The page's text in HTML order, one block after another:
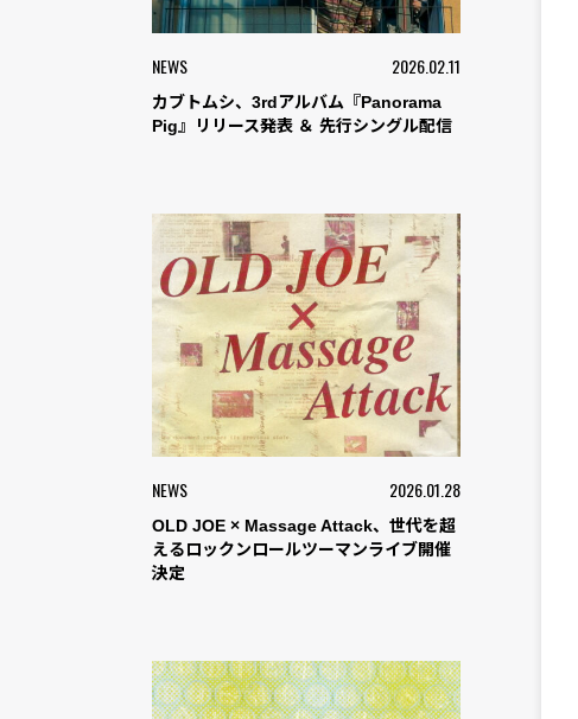
NEWS 2026.02.11
カブトムシ、3rdアルバム『Panorama
Pig』リリース発表 ＆ 先行シングル配信
NEWS 2026.01.28
OLD JOE × Massage Attack、世代を超
えるロックンロールツーマンライブ開催
決定